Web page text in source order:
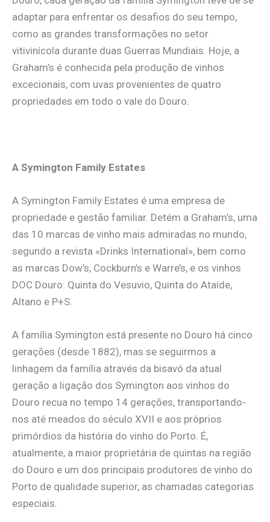
adaptar para enfrentar os desafios do seu tempo,
como as grandes transformações no setor
vitivinícola durante duas Guerras Mundiais. Hoje, a
Graham’s é conhecida pela produção de vinhos
excecionais, com uvas provenientes de quatro
propriedades em todo o vale do Douro.
A Symington Family Estates
A Symington Family Estates é uma empresa de
propriedade e gestão familiar. Detém a Graham’s, uma
das 10 marcas de vinho mais admiradas no mundo,
segundo a revista «Drinks International», bem como
as marcas Dow’s, Cockburn’s e Warre’s, e os vinhos
DOC Douro: Quinta do Vesuvio, Quinta do Ataíde,
Altano e P+S.
A família Symington está presente no Douro há cinco
gerações (desde 1882), mas se seguirmos a
linhagem da família através da bisavó da atual
geração a ligação dos Symington aos vinhos do
Douro recua no tempo 14 gerações, transportando-
nos até meados do século XVII e aos próprios
primórdios da história do vinho do Porto. É,
atualmente, a maior proprietária de quintas na região
do Douro e um dos principais produtores de vinho do
Porto de qualidade superior, as chamadas categorias
especiais.